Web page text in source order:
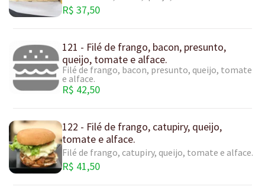
R$ 37,50
121 - Filé de frango, bacon, presunto,
queijo, tomate e alface.
Filé de frango, bacon, presunto, queijo, tomate
e alface.
R$ 42,50
122 - Filé de frango, catupiry, queijo,
tomate e alface.
Filé de frango, catupiry, queijo, tomate e alface.
R$ 41,50